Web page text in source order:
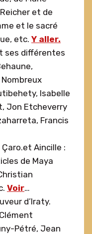
et de
et le sacré
etc. Y aller.
ses différentes
Isabelle
Jon Etcheverry
Francis
Aincille :
de Maya
Voir…
d’Iraty.
Pétré, Jean